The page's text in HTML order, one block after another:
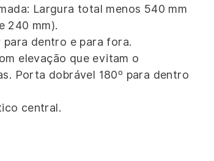
Largura total menos 540 mm
240 mm).
para dentro e para fora.
elevação que evitam o
Porta dobrável 180º para dentro
central.